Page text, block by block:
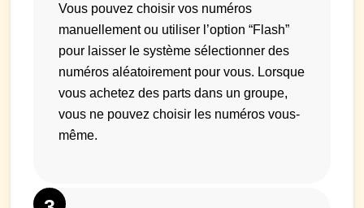
Vous pouvez choisir vos numéros
manuellement ou utiliser l’option “Flash”
pour laisser le système sélectionner des
numéros aléatoirement pour vous. Lorsque
vous achetez des parts dans un groupe,
vous ne pouvez choisir les numéros vous-
même.